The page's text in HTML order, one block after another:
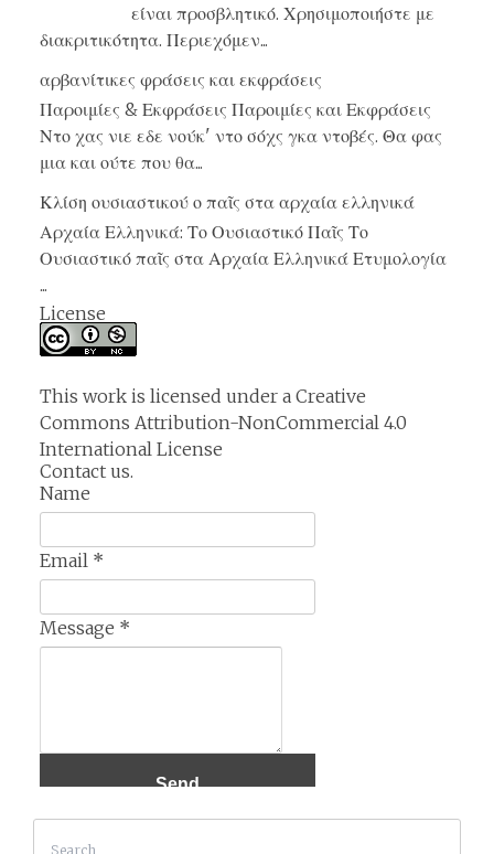
είναι προσβλητικό. Χρησιμοποιήστε με
διακριτικότητα. Περιεχόμεν...
αρβανίτικες φράσεις και εκφράσεις
Παροιμίες & Εκφράσεις Παροιμίες και Εκφράσεις
Ντο χας νιε εδε νούκ' ντο σόχς γκα ντοβές. Θα φας
μια και ούτε που θα...
Κλίση ουσιαστικού ο παῖς στα αρχαία ελληνικά
Αρχαία Ελληνικά: Το Ουσιαστικό Παῖς Το
Ουσιαστικό παῖς στα Αρχαία Ελληνικά Ετυμολογία
...
License
This work is licensed under a Creative
Commons Attribution-NonCommercial 4.0
International License
Contact us.
Name
Email *
Message *